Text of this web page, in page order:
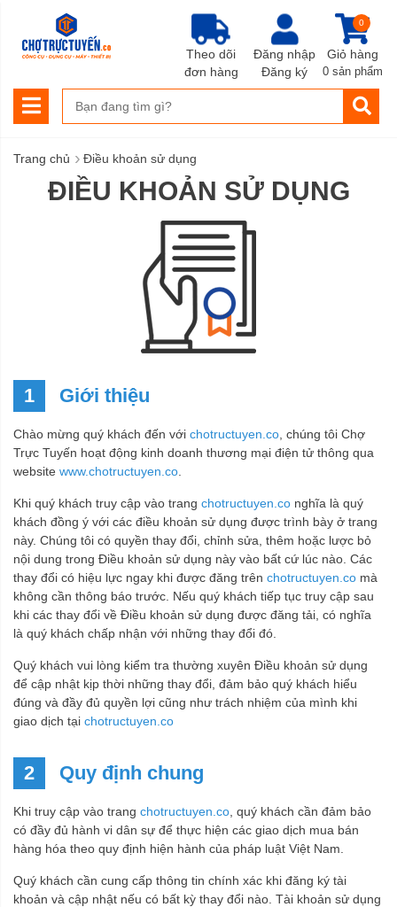
Đăng nhập
Đăng ký
Giỏ hàng
0
0 sản phẩm
Theo dõi
đơn hàng
Trang chủ › Điều khoản sử dụng
ĐIỀU KHOẢN SỬ DỤNG
1 Giới thiệu
Chào mừng quý khách đến với chotructuyen.co , chúng tôi Chợ
Trực Tuyến hoạt động kinh doanh thương mại điện tử thông qua
website www.chotructuyen.co
Khi quý khách truy cập vào trang chotructuyen.co nghĩa là quý
khách đồng ý với các điều khoản sử dụng được trình bày ở trang
này. Chúng tôi có quyền thay đổi, chỉnh sửa, thêm hoặc lược bỏ
nội dung trong Điều khoản sử dụng này vào bất cứ lúc nào. Các
thay đổi có hiệu lực ngay khi được đăng trên chotructuyen.co mà
không cần thông báo trước. Nếu quý khách tiếp tục truy cập sau
khi các thay đổi về Điều khoản sử dụng được đăng tải, có nghĩa
là quý khách chấp nhận với những thay đổi đó.
Quý khách vui lòng kiểm tra thường xuyên Điều khoản sử dụng
để cập nhật kịp thời những thay đổi, đảm bảo quý khách hiểu
đúng và đầy đủ quyền lợi cũng như trách nhiệm của mình khi
giao dịch tại chotructuyen.co
2 Quy định chung
Khi truy cập vào trang chotructuyen.co , quý khách cần đảm bảo
có đầy đủ hành vi dân sự để thực hiện các giao dịch mua bán
hàng hóa theo quy định hiện hành của pháp luật Việt Nam.
Quý khách cần cung cấp thông tin chính xác khi đăng ký tài
khoản và cập nhật nếu có bất kỳ thay đổi nào. Tài khoản sử dụng